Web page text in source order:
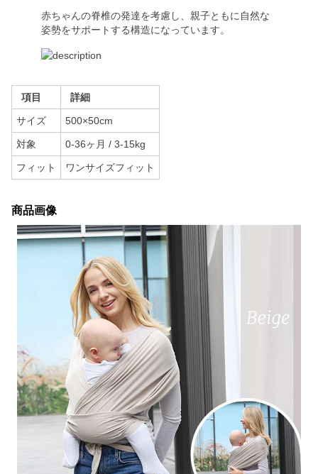
赤ちゃんの脊椎の発達を考慮し、親子ともに自然な
姿勢をサポートする構造になっています。
項目 詳細
サイズ 500×50cm
対象 0-36ヶ月 / 3-15kg
フィット ワンサイズフィット
商品画像